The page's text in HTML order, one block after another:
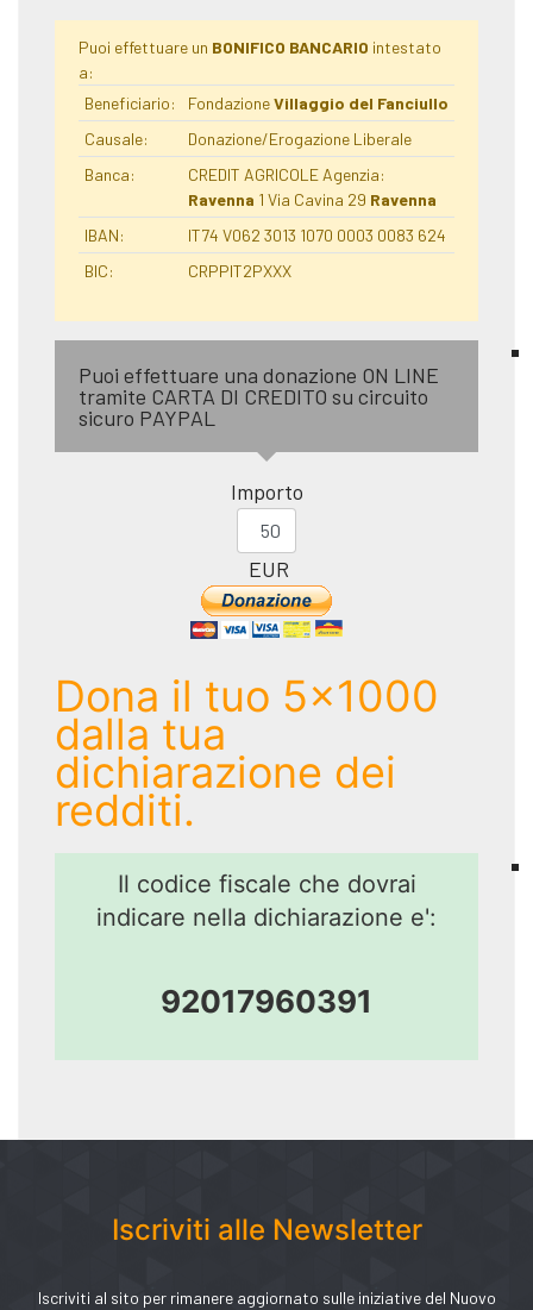
Puoi effettuare un BONIFICO BANCARIO intestato
a:
Beneficiario:
FondazioneVillaggio del Fanciullo
Causale:
Donazione/Erogazione Liberale
Banca:
CREDIT AGRICOLE Agenzia:
Ravenna 1 Via Cavina 29 Ravenna
IBAN:
IT74 V062 3013 1070 0003 0083 624
BIC:
CRPPIT2PXXX
Puoi effettuare una donazione ON LINE
tramite CARTA DI CREDITO su circuito
sicuro PAYPAL
Importo
EUR
Dona il tuo 5x1000
dalla tua
dichiarazione dei
redditi.
Il codice fiscale che dovrai
indicare nella dichiarazione e':
92017960391
Iscriviti alle Newsletter
Iscriviti al sito per rimanere aggiornato sulle iniziative del Nuovo